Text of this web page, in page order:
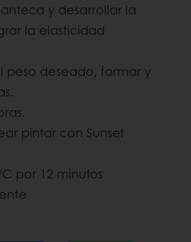
y desarrollar la
la elasticidad
peso deseado, formar y
pintar con Sunset
por 12 minutos